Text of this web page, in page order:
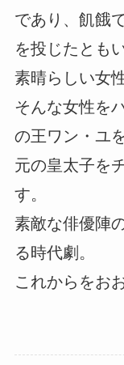
であり、飢餓
を投じたとも
素晴らしい女
そんな女性を
の王ワン・ユ
元の皇太子を
す。
素敵な俳優陣
る時代劇。
これからをお